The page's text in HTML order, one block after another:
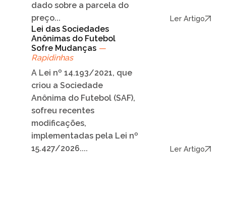
dado sobre a parcela do
preço...
Ler Artigo
Lei das Sociedades
Anônimas do Futebol
Sofre Mudanças —
Rapidinhas
A Lei nº 14.193/2021, que
criou a Sociedade
Anônima do Futebol (SAF),
sofreu recentes
modificações,
implementadas pela Lei nº
15.427/2026....
Ler Artigo